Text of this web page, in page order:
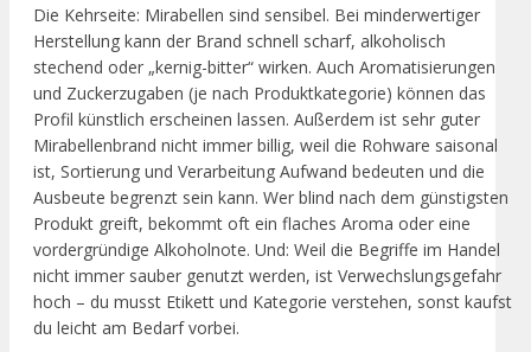
Die Kehrseite: Mirabellen sind sensibel. Bei minderwertiger
Herstellung kann der Brand schnell scharf, alkoholisch
stechend oder „kernig-bitter“ wirken. Auch Aromatisierungen
und Zuckerzugaben (je nach Produktkategorie) können das
Profil künstlich erscheinen lassen. Außerdem ist sehr guter
Mirabellenbrand nicht immer billig, weil die Rohware saisonal
ist, Sortierung und Verarbeitung Aufwand bedeuten und die
Ausbeute begrenzt sein kann. Wer blind nach dem günstigsten
Produkt greift, bekommt oft ein flaches Aroma oder eine
vordergründige Alkoholnote. Und: Weil die Begriffe im Handel
nicht immer sauber genutzt werden, ist Verwechslungsgefahr
hoch – du musst Etikett und Kategorie verstehen, sonst kaufst
du leicht am Bedarf vorbei.